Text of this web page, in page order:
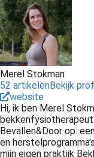
Merel Stokman
52 artikelenBekijk
website
Hi, ik ben Merel
Bevallen&Door op:
en
mijn eigen praktijk